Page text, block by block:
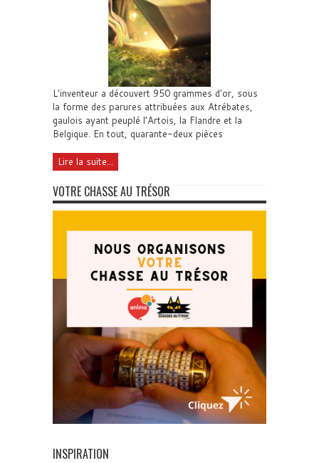
L'inventeur a découvert 950 grammes d'or, sous
la forme des parures attribuées aux Atrébates,
gaulois ayant peuplé l’Artois, la Flandre et la
Belgique. En tout, quarante-deux pièces
Lire la suite...
VOTRE CHASSE AU TRÉSOR
INSPIRATION